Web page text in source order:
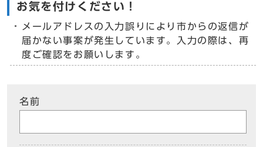
お気を付けください！
メールアドレスの入力誤りにより市からの返信が
届かない事案が発生しています。入力の際は、再
度ご確認をお願いします。
名前